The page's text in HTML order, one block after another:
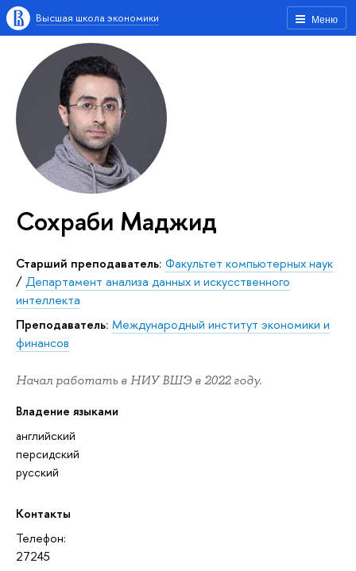
Меню
Высшая школа экономики
Сохраби Маджид
Старший преподаватель: Факультет компьютерных наук
/Департамент анализа данных и искусственного
интеллекта
Преподаватель: Международный институт экономики и
финансов
Начал работать в НИУ ВШЭ в 2022 году.
Владение языками
английский
персидский
русский
Контакты
Телефон:
27245